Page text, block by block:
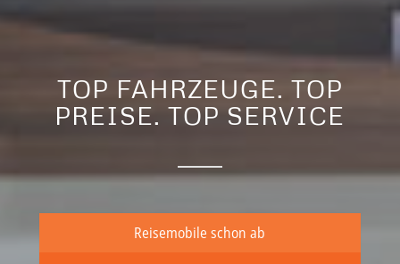
TOP FAHRZEUGE. TOP
PREISE. TOP SERVICE
Reisemobile schon ab